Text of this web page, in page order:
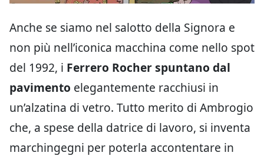
Anche se siamo nel salotto della Signora e
non più nell’iconica macchina come nello spot
del 1992, i Ferrero Rocher spuntano dal
pavimento elegantemente racchiusi in
un’alzatina di vetro. Tutto merito di Ambrogio
che, a spese della datrice di lavoro, si inventa
marchingegni per poterla accontentare in